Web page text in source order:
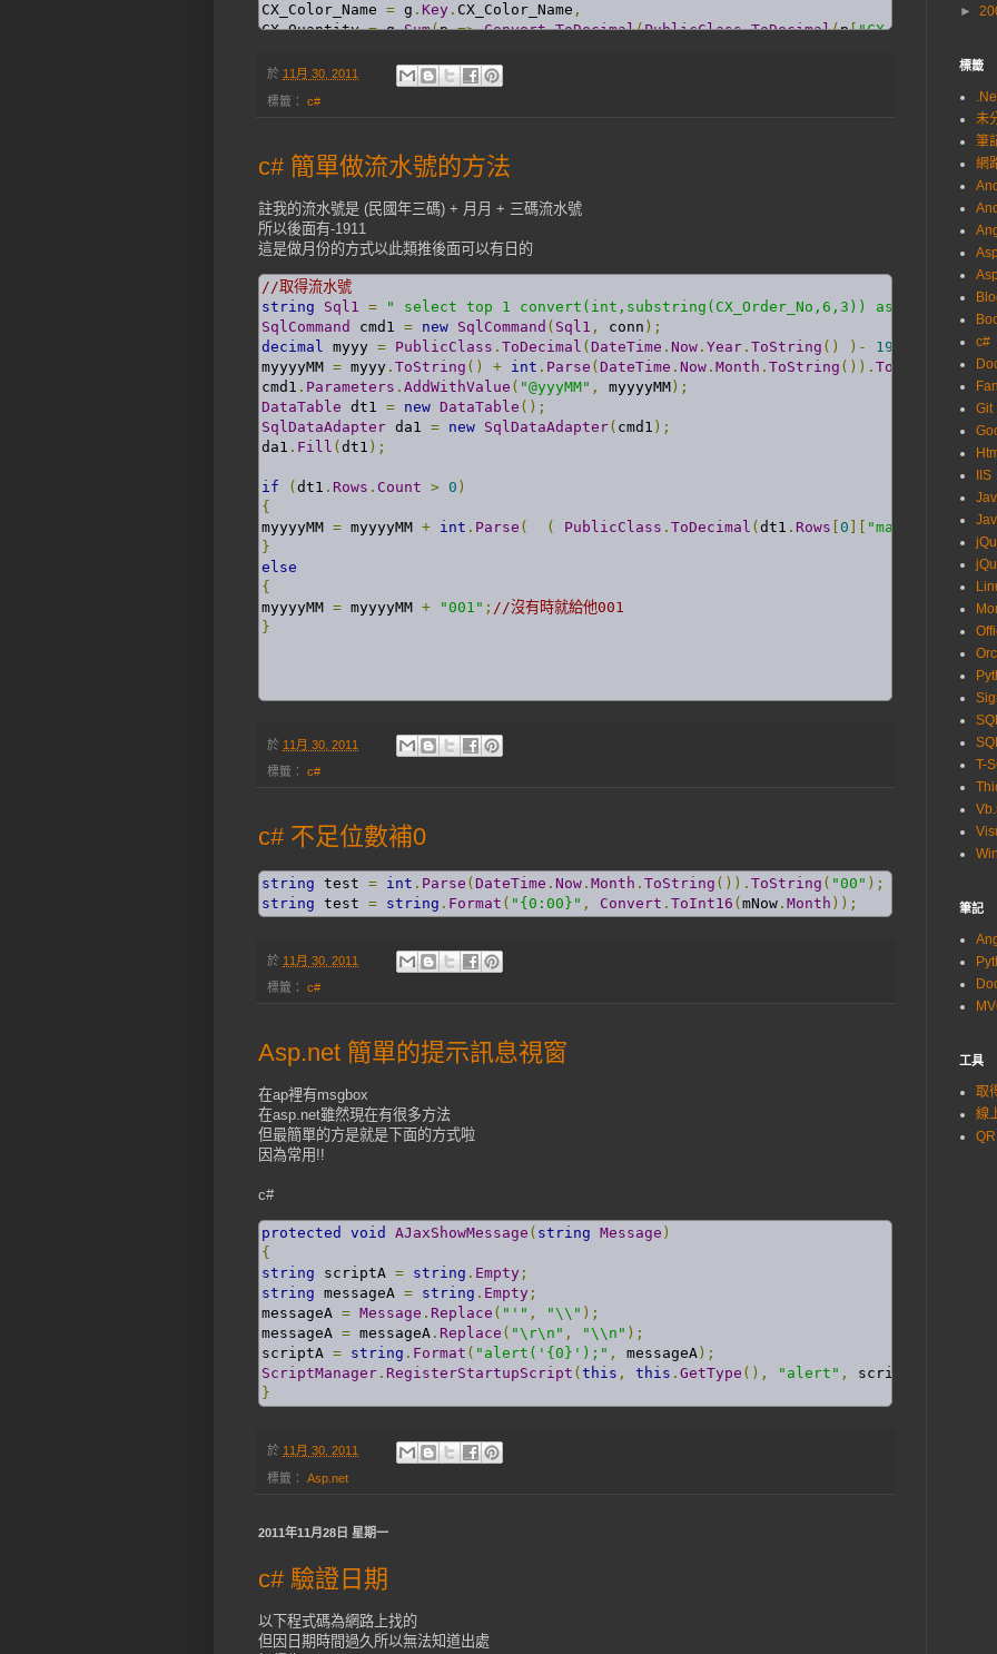
CX_Color_Name = g . Key . CX_Color_Name ,
CX_Quantity = g.Sum(p => Convert.ToDecimal(PublicClass.ToDecimal(p["CX_Quantity"
}). ToList();
//做處理
}
於 11月 30, 2011
標籤： c#
c# 簡單做流水號的方法
註我的流水號是 (民國年三碼) + 月月 + 三碼流水號
所以後面有-1911
這是做月份的方式以此類推後面可以有日的
//取得流水號
string
Sql1 =
" select top 1 convert(int,substring(CX_Order_No,6,3)) as maxNo from
SqlCommand
cmd1 = new SqlCommand ( Sql1 , conn );
decimal myyy = PublicClass . ToDecimal ( DateTime . Now . Year . ToString () )- 1911
myyyyMM = myyy . ToString () + int . Parse ( DateTime . Now . Month . ToString ()). ToString "00"
cmd1 . Parameters . AddWithValue ( "@yyyMM" , myyyyMM );
DataTable dt1 = new DataTable ();
SqlDataAdapter da1 = new SqlDataAdapter( cmd1 );
da1 . Fill ( dt1 );
if ( dt1 . Rows . Count > 0 )
{
myyyyMM = myyyyMM + int . Parse ( ( PublicClass . ToDecimal ( dt1 . Rows 0 "maxNo"
}
else
{
myyyyMM = myyyyMM + "001" ; //沒有時就給他001
}
於 11月 30, 2011
標籤： c#
c# 不足位數補0
string test = int . Parse (DateTime . Now . Month . ToString ()). ToString ( "00" );
string test = string . Format ( "{0:00}" , Convert . ToInt16 (mNow . Month ));
於 11月 30, 2011
標籤： c#
Asp.net 簡單的提示訊息視窗
在ap裡有msgbox
在asp.net雖然現在有很多方法
但最簡單的方是就是下面的方式啦
因為常用!!
c#
protected void AJaxShowMessage ( string Message )
{
string scriptA = string . Empty ;
string messageA = string . Empty ;
messageA = Message . Replace ( "'" , "\\" );
messageA = messageA . Replace ( "\r\n" , "\\n" );
scriptA = string . Format ( "alert('{0}');" , messageA );
ScriptManager . RegisterStartupScript ( this , this . GetType (), "alert" , scriptA
}
於 11月 30, 2011
標籤： Asp.net
2011年11月28日 星期一
c# 驗證日期
以下程式碼為網路上找的
但因日期時間過久所以無法知道出處
►
標籤
未
筆
網
c#
Git
IIS
T-
筆記
工具
取
線